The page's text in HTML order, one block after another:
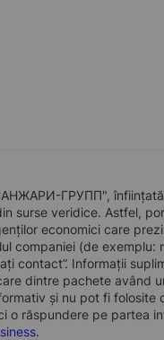
ГРУПП", înființată
surse veridice. Astfel,
economici care
companiei (de exemplu:
contact”. Informații
dintre pachete având
și nu pot fi folosite
o răspundere pe partea
.